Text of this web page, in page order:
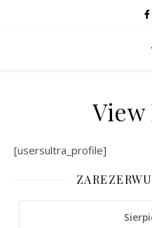
View
[usersultra_profile]